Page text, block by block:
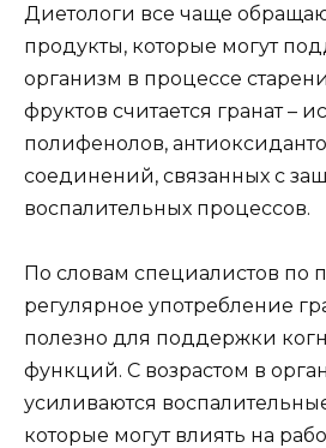
Диетологи все чаще
продукты, которые могут
организм в процессе
фруктов считается гранат –
полифенолов,
соединений, связанных с
воспалительных процессов.
По словам специалистов по
регулярное употребление
полезно для поддержки
функций. С возрастом в
усиливаются
которые могут влиять на